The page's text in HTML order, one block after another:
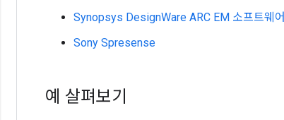
Synopsys DesignWare ARC EM 소프트웨
Sony Spresense
예 살펴보기